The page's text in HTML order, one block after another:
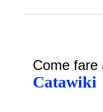
Come fare
Catawiki